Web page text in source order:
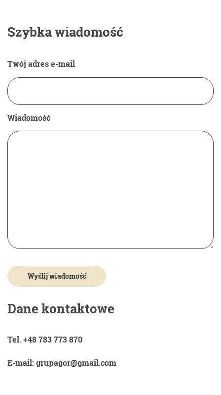
Szybka wiadomość
Twój adres e-mail
Wiadomość
Dane kontaktowe
Tel. +48 783 773 870
E-mail: grupagor@gmail.com